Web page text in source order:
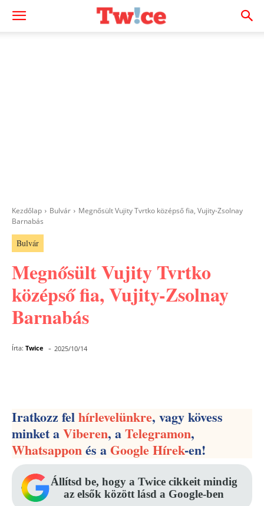
Kezdőlap Bulvár
Megnősült Vujity Tvrtko középső fia, Vujity-Zsolnay
Barnabás
Bulvár
Megnősült Vujity Tvrtko
középső fia, Vujity-Zsolnay
Barnabás
Írta: Twice - 2025/10/14
Iratkozz felhírlevelünkre, vagy kövess
minket aViberen, aTelegramon,
Whatsapponés aGoogle Hírek-en!
Állítsd be, hogy a Twice cikkeit mindig
az elsők között lásd a Google-ben